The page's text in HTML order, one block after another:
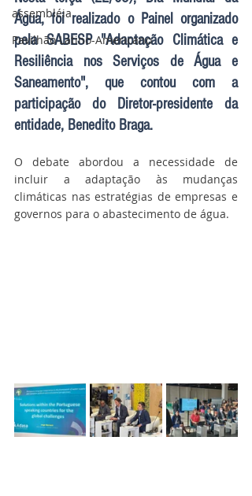
assembléia
Pavilhão Latino-Americano
Água, foi realizado o Painel organizado
pela SABESP "Adaptação Climática e
Resiliência nos Serviços de Água e
Saneamento", que contou com a
participação do Diretor-presidente da
entidade, Benedito Braga.
O debate abordou a necessidade de
incluir a adaptação às mudanças
climáticas nas estratégias de empresas e
governos para o abastecimento de água.